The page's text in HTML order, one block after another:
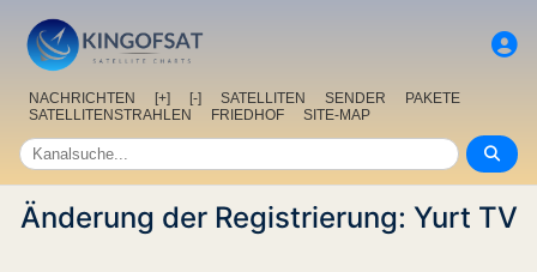
NACHRICHTEN [+] [-] SATELLITEN SENDER
PAKETE
SATELLITENSTRAHLEN
FRIEDHOF SITE-MAP
Änderung der Registrierung: Yurt TV